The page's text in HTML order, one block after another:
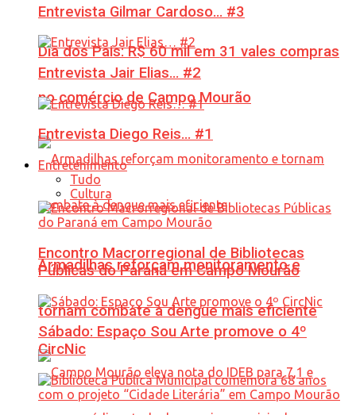
Dia dos Pais: R$ 60 mil em 31 vales compras
no comércio de Campo Mourão
Armadilhas reforçam monitoramento e
tornam combate à dengue mais eficiente
Entrevista Gilmar Cardoso… #3
Entrevista Jair Elias… #2
Entrevista Diego Reis… #1
Entretenimento
Tudo
Cultura
Encontro Macrorregional de Bibliotecas
Públicas do Paraná em Campo Mourão
Sábado: Espaço Sou Arte promove o 4º
CircNic